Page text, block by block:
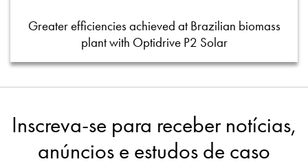
Greater efficiencies achieved at Brazilian biomass
plant with Optidrive P2 Solar
Inscreva-se para receber notícias,
anúncios e estudos de caso